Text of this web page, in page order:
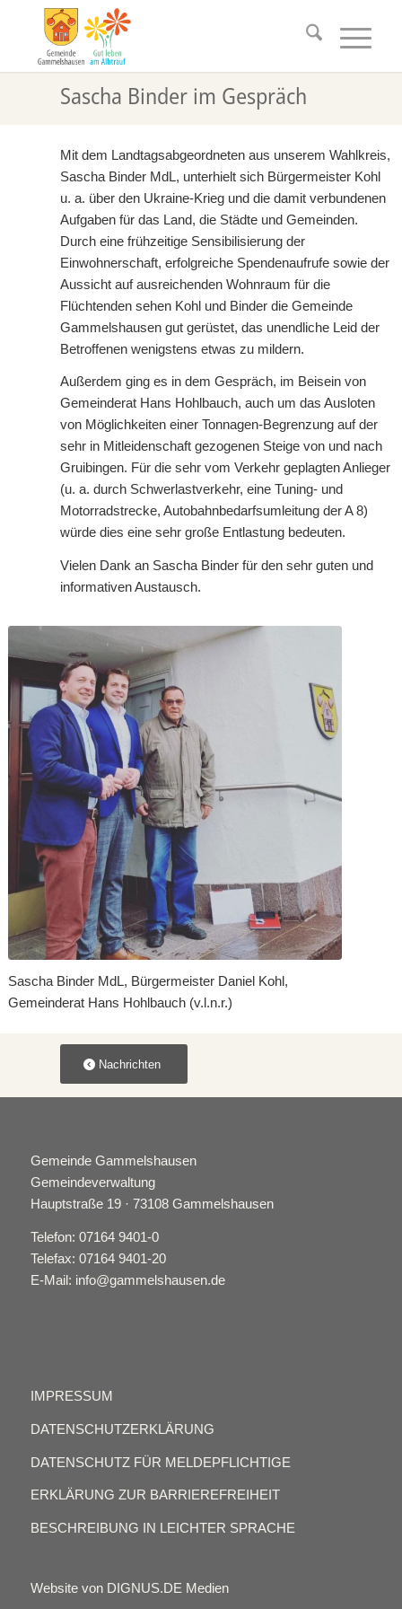
Sascha Binder im Gespräch
Mit dem Landtagsabgeordneten aus unserem Wahlkreis,
Sascha Binder MdL, unterhielt sich Bürgermeister Kohl
u. a. über den Ukraine-Krieg und die damit verbundenen
Aufgaben für das Land, die Städte und Gemeinden.
Durch eine frühzeitige Sensibilisierung der
Einwohnerschaft, erfolgreiche Spendenaufrufe sowie der
Aussicht auf ausreichenden Wohnraum für die
Flüchtenden sehen Kohl und Binder die Gemeinde
Gammelshausen gut gerüstet, das unendliche Leid der
Betroffenen wenigstens etwas zu mildern.
Außerdem ging es in dem Gespräch, im Beisein von
Gemeinderat Hans Hohlbauch, auch um das Ausloten
von Möglichkeiten einer Tonnagen-Begrenzung auf der
sehr in Mitleidenschaft gezogenen Steige von und nach
Gruibingen. Für die sehr vom Verkehr geplagten Anlieger
(u. a. durch Schwerlastverkehr, eine Tuning- und
Motorradstrecke, Autobahnbedarfsumleitung der A 8)
würde dies eine sehr große Entlastung bedeuten.
Vielen Dank an Sascha Binder für den sehr guten und
informativen Austausch.
Sascha Binder MdL, Bürgermeister Daniel Kohl,
Gemeinderat Hans Hohlbauch (v.l.n.r.)
Nachrichten
Gemeinde Gammelshausen
Gemeindeverwaltung
Hauptstraße 19 · 73108 Gammelshausen
Telefon: 07164 9401-0
Telefax: 07164 9401-20
E-Mail: info@gammelshausen.de
IMPRESSUM
DATENSCHUTZERKLÄRUNG
DATENSCHUTZ FÜR MELDEPFLICHTIGE
ERKLÄRUNG ZUR BARRIEREFREIHEIT
BESCHREIBUNG IN LEICHTER SPRACHE
Website von DIGNUS.DE Medien